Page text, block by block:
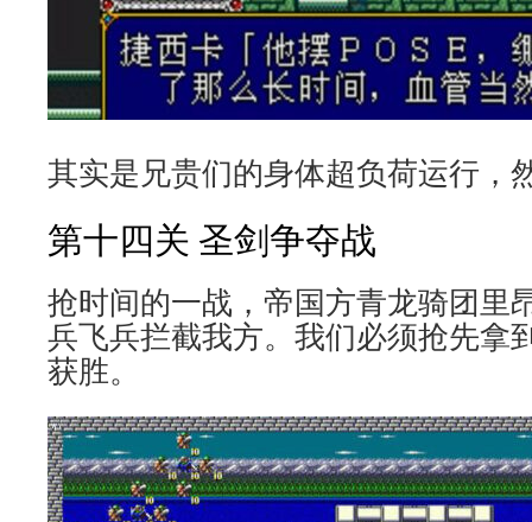
其实是兄贵们的身体超负荷运行
第十四关 圣剑争夺战
抢时间的一战，帝国方青龙骑团里
兵飞兵拦截我方。我们必须抢先拿
获胜。